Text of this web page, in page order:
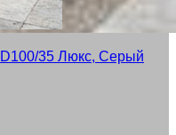
35 Люкс, Серый